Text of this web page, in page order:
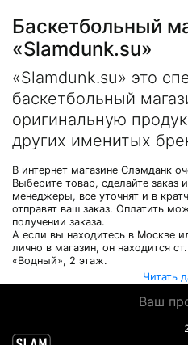
Баскетбольный
«Slamdunk.su»
«Slamdunk.su» это
баскетбольный
оригинальную
других именитых
В интернет магазине Слэмданк
Выберите товар, сделайте заказ
менеджеры, все уточнят и в
отправят ваш заказ. Оплатить
получении заказа.
А если вы находитесь в Москве
лично в магазин, он находится
«Водный», 2 этаж.
Читать
Ваш